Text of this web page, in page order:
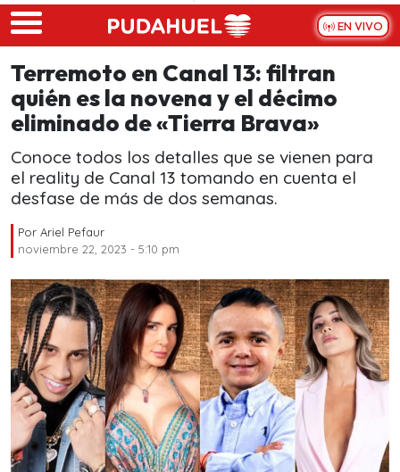
Skip to main content
EN VIVO
Terremoto en Canal 13: filtran
quién es la novena y el décimo
eliminado de «Tierra Brava»
Conoce todos los detalles que se vienen para
el reality de Canal 13 tomando en cuenta el
desfase de más de dos semanas.
Por Ariel Pefaur
noviembre 22, 2023 - 5:10 pm